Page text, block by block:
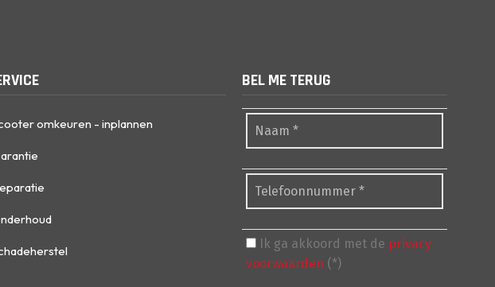
omkeuren - inplannen
BEL ME TERUG
Ik ga akkoord met de privacy
voorwaarden (*)